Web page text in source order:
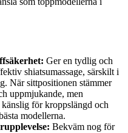
Ger en tydlig och
shiatsumassage, särskilt i
När sittpositionen stämmer
uppmjukande, men
för kroppslängd och
modellerna.
Bekväm nog för